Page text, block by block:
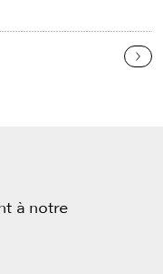
à notre